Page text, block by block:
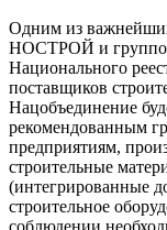
Одним из
НОСТРОЙ и
Национального
поставщиков
Нацобъединение
рекомендованным
предприятиям,
строительные
(интегрированные
строительное